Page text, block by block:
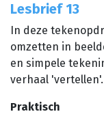
Lesbrief 13
In deze
omzetten in
en simpele
verhaal
Praktisch